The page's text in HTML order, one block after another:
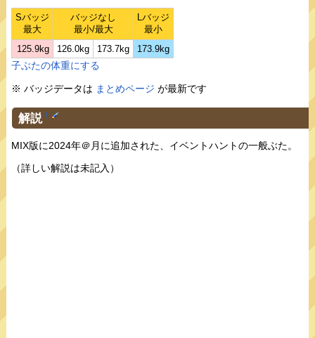
Sバッジ
最大
バッジなし
最小/最大
Lバッジ
最小
125.9kg
126.0kg 173.7kg 173.9kg
子ぶたの体重にする
※ バッジデータは まとめページ が最新です
解説 †
MIX版に2024年＠月に追加された、イベントハントの一般ぶた。
（詳しい解説は未記入）